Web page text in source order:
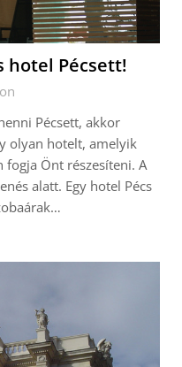
hotel Pécsett!
Pécsett, akkor
olyan hotelt, amelyik
fogja Önt részesíteni. A
alatt. Egy hotel Pécs